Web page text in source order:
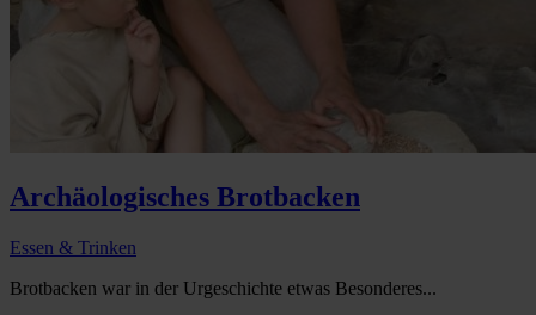
Archäologisches Brotbacken
Essen & Trinken
Brotbacken war in der Urgeschichte etwas Besonderes...